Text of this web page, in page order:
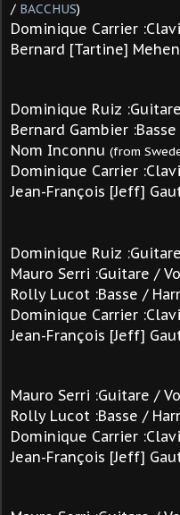
/ BACCHUS)
Dominique Carrier
Bernard [Tartine]
Dominique Ruiz
Bernard Gambier :Basse
Nom Inconnu (from
Dominique Carrier
Jean-François [Jeff]
Dominique Ruiz :Guitare
Mauro Serri :Guitare /
Rolly Lucot :Basse /
Dominique Carrier
Jean-François [Jeff]
Mauro Serri :Guitare /
Rolly Lucot :Basse /
Dominique Carrier
Jean-François [Jeff]